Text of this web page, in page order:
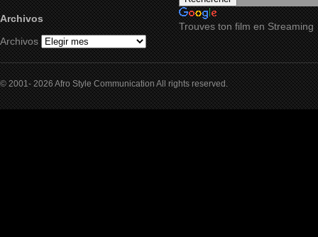
Archivos
Archivos
Trouves ton film en Streaming
© 2001- 2026 Afro Style Communication All rights reserved.